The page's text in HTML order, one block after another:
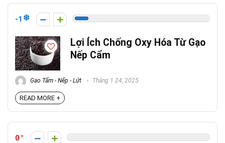
-1
Lợi Ích Chống Oxy Hóa Từ Gạo
Nếp Cẩm
Gạo Tấm - Nếp - Lứt Tháng 1 24, 2025
READ MORE +
0